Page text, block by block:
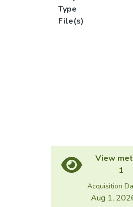
Type
File(s)
View
1
Acquisition
Aug 1,